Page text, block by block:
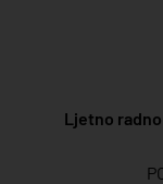
Ljetno radno